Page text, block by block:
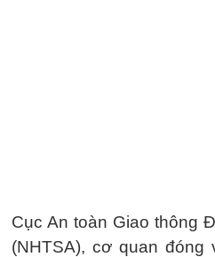
Cục An toàn Giao thông
(NHTSA), cơ quan đóng